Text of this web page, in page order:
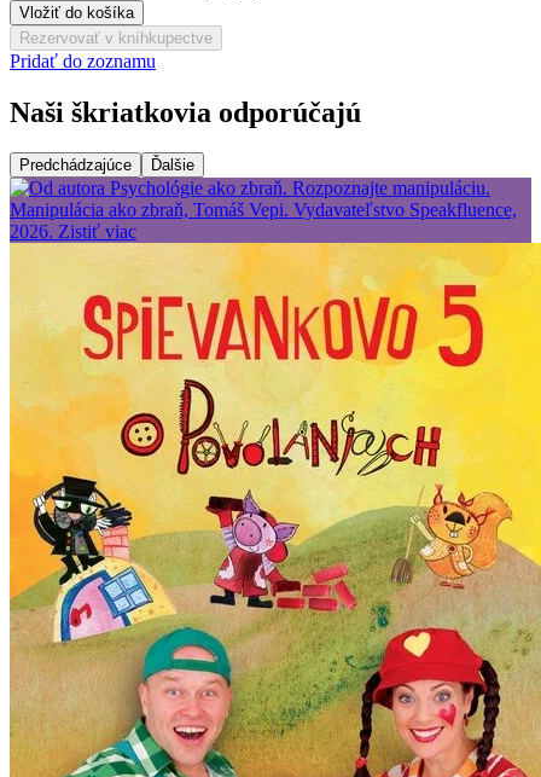
Vložiť do košíka
Rezervovať v kníhkupectve
Pridať do zoznamu
Naši škriatkovia odporúčajú
Predchádzajúce Ďalšie